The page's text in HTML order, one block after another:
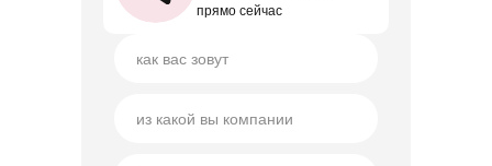
прямо сейчас
прямо сейчас